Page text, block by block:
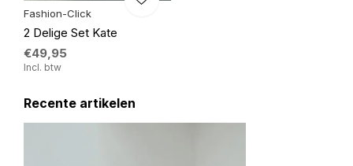
Fashion-Click
2 Delige Set Kate
€49,95
Incl. btw
Recente artikelen